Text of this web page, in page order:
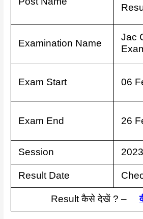
Examination Name
Jac
Exam Start 06
Exam End 26
Session
Result Date
Result कैसे देखें ? –